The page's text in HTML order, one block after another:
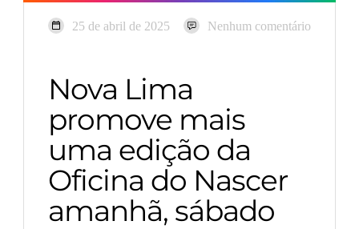
25 de abril de 2025 Nenhum comentário
Nova Lima
promove mais
uma edição da
Oficina do Nascer
amanhã, sábado